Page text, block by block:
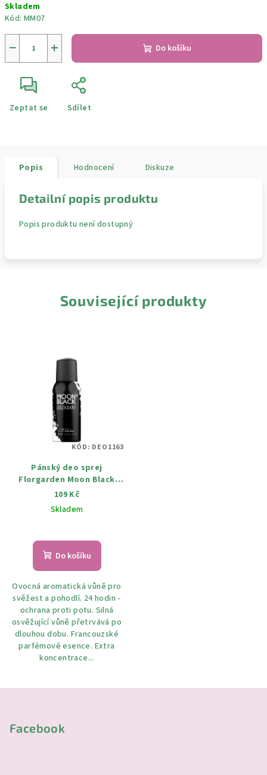
cena:
Skladem
Kód: MM07
+
− Do košíku
Zeptat se Sdílet
Popis Hodnocení Diskuze
Detailní popis produktu
Popis produktu není dostupný
Související produkty
Pánský deo sprej
Florgarden Moon Black
Legendary 100 ml
109 Kč
Skladem
Do košíku
Ovocná aromatická vůně pro
svěžest a pohodlí. 24 hodin -
ochrana proti potu. Silná
osvěžující vůně přetrvává po
dlouhou dobu. Francouzské
parfémové esence. Extra
koncentrace...
KÓD: DEO1163
Facebook